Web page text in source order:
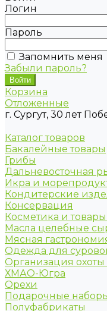
Логин
Пароль
Запомнить меня
Забыли пароль?
Корзина
Отложенные
г. Сургут, 30 лет
Каталог товаров
Бакалейные товары
Грибы
Дальневосточная
Икра и
Кондитерские
Консервация
Косметика и
Масла целебные
Мясная
Одежда для
Организация
ХМАО-Югра
Орехи
Подарочные
Полуфабрикаты